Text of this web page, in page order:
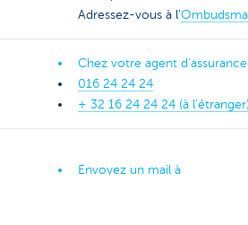
Adressez-vous à l'
Chez votre agent
016 24 24 24
+ 32 16 24 24 24 (à l’étranger)
Envoyez un mail à